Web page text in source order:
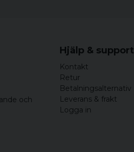
och
Hjälp & support
Kontakt
Retur
Betalningsalternativ
Leverans & frakt
Logga in